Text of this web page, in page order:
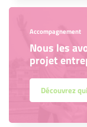
Accompagnement
Nous les
projet
Découvrez